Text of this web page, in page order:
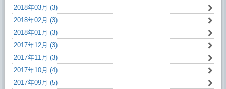
2018年03月 (3)
2018年02月 (3)
2018年01月 (3)
2017年12月 (3)
2017年11月 (3)
2017年10月 (4)
2017年09月 (5)